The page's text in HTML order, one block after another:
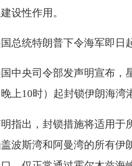
设性作用。
总统特朗普下令海军即日
中央司令部发声明宣布，
上10时）起封锁伊朗海湾
指出，封锁措施将适用于
波斯湾和阿曼湾的所有伊